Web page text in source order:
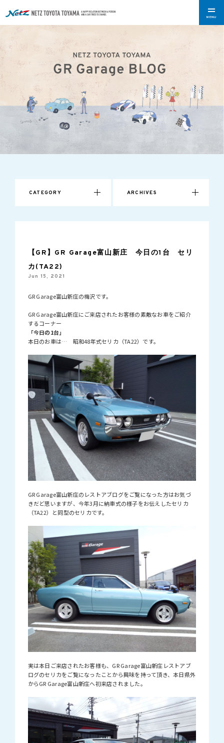
MENU
CATEGORY ARCHIVES
【GR】GR Garage富山新庄 今日の1台 セリ
カ(TA22)
Jun 15, 2021
GR Garage富山新庄の梅沢です。
GR Garage富山新庄にご来店されたお客様の素敵なお車をご紹介
するコーナー
「今日の1台」
本日のお車は… 昭和48年式セリカ（TA22）です。
GR Garage富山新庄のレストアブログをご覧になった方はお気づ
きだど思いますが、今年3月に納車式の様子をお伝えしたセリカ
（TA22）と同型のセリカです。
実は本日ご来店されたお客様も、GR Garage富山新庄レストアブ
ログのセリカをご覧になったことから興味を持って頂き、本日県外
からGR Garage富山新庄へ初来店されました。